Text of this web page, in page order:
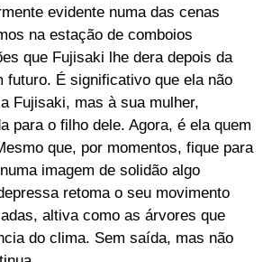
evidente numa das cenas
na estação de comboios
que Fujisaki lhe dera depois da
futuro. É significativo que ela não
Fujisaki, mas à sua mulher,
para o filho dele. Agora, é ela quem
que, por momentos, fique para
imagem de solidão algo
retoma o seu movimento
altiva como as árvores que
do clima. Sem saída, mas não